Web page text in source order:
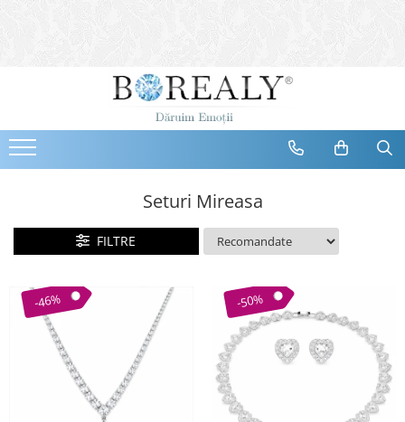
Bijuterii
Cercei
Bratari
Destinatari
Bijuterii Femei
Bijuterii Copii
Bijuterii Mirese
Seturi Mireasa
FILTRE
-46% -50%